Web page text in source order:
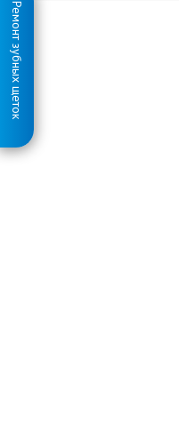
Ремонт зубных щеток